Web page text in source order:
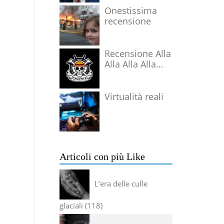
Onestissima
recensione
Recensione Alla
Alla Alla Alla
Virtualità reali
Articoli con più Like
L’era delle culle
glaciali 118